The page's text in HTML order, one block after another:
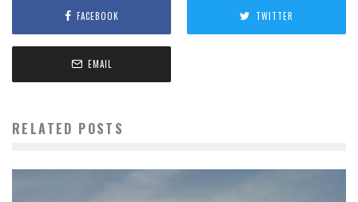
FACEBOOK TWITTER
EMAIL
RELATED POSTS